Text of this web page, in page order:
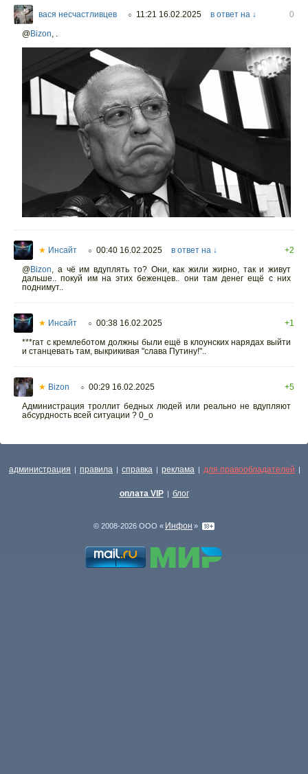
вася несчастливцев ○ 11:21 16.02.2025 в ответ на ↓
0
@Bizon, .
★ Инсайт ○ 00:40 16.02.2025 в ответ на ↓
+2
@Bizon, а чё им вдуплять то? Они, как жили жирно, так и живут
дальше.. покуй им на этих беженцев.. они там денег ещё с них
поднимут..
★ Инсайт ○ 00:38 16.02.2025
+1
***гат с кремлеботом должны были ещё в клоунских нарядах выйти
и станцевать там, выкрикивая "слава Путину!"..
★ Bizon ○ 00:29 16.02.2025
+5
Администрация троллит бедных людей или реально не вдупляют
абсурдность всей ситуации ? 0_о
администрация | правила | справка | реклама | для правообладателей |
оплата VIP | блог
© 2008-2026 ООО « Инфон »